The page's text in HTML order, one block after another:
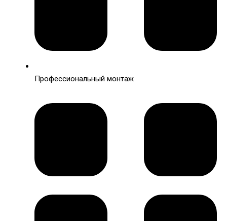
Профессиональный монтаж